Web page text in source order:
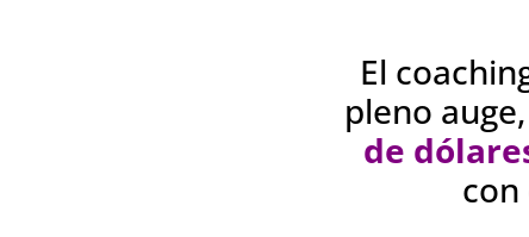
El
pleno
de